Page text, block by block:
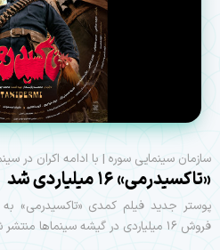
سازمان سینمایی سوره | با ادامه اکران در
«تاکسیدرمی» ۱۶ میلیاردی شد
پوستر جدید فیلم کمدی «تاکسیدرمی» به
فروش ۱۶ میلیاردی در گیشه سینماها منتشر شد.